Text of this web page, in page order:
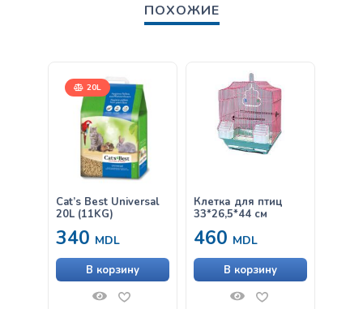
ПОХОЖИЕ
20L
Cat’s Best Universal
20L (11KG)
340 MDL
В корзину
Клетка для птиц
33*26,5*44 см
460 MDL
В корзину